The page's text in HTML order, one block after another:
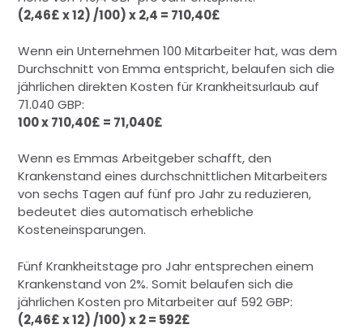
(2,46£ x 12) /100) x 2,4 = 710,40£
Wenn ein Unternehmen 100 Mitarbeiter hat, was dem
Durchschnitt von Emma entspricht, belaufen sich die
jährlichen direkten Kosten für Krankheitsurlaub auf
71.040 GBP:
100 x 710,40£ = 71,040£
Wenn es Emmas Arbeitgeber schafft, den
Krankenstand eines durchschnittlichen Mitarbeiters
von sechs Tagen auf fünf pro Jahr zu reduzieren,
bedeutet dies automatisch erhebliche
Kosteneinsparungen.
Fünf Krankheitstage pro Jahr entsprechen einem
Krankenstand von 2%. Somit belaufen sich die
jährlichen Kosten pro Mitarbeiter auf 592 GBP:
(2,46£ x 12) /100) x 2 = 592£